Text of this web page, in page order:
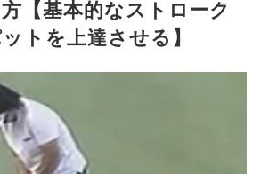
【基本的なストローク
トを上達させる】